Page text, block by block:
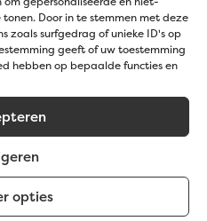
Door in te stemmen met deze
zoals surfgedrag of unieke ID's op
geeft of uw toestemming
hebben op bepaalde functies en
opties
Jatu
Jatu)